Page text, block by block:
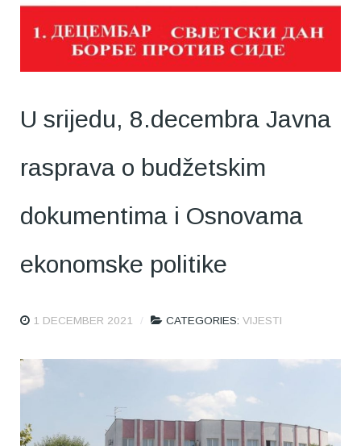
U srijedu, 8.decembra Javna
rasprava o budžetskim
dokumentima i Osnovama
ekonomske politike
1 DECEMBER 2021 CATEGORIES: VIJESTI